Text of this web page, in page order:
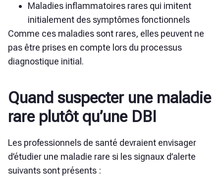
Maladies inflammatoires rares qui imitent
initialement des symptômes fonctionnels
Comme ces maladies sont rares, elles peuvent ne
pas être prises en compte lors du processus
diagnostique initial.
Quand suspecter une maladie
rare plutôt qu’une DBI
Les professionnels de santé devraient envisager
d’étudier une maladie rare si les signaux d’alerte
suivants sont présents :